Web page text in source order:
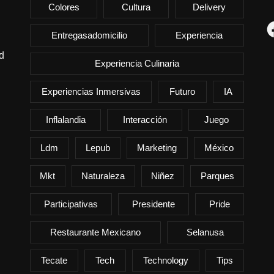
Colores Cultura Delivery
Entregasadomicilio Experiencia
Experiencia Culinaria
Experiencias Inmersivas Futuro IA
Inflalandia Interacción Juego
Ldm Lepub Marketing México
Mkt Naturaleza Niñez Parques
Participativas Presidente Pride
Restaurante Mexicano Selanusa
Tecate Tech Technology Tips